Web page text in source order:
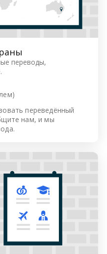
переводы,
переведённый
нам, и мы